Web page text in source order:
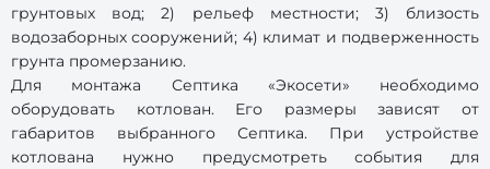
грунтовых вод; 2) рельеф местности; 3) близость
водозаборных сооружений; 4) климат и подверженность
грунта промерзанию.
Для монтажа Септика «Экосети» необходимо
оборудовать котлован. Его размеры зависят от
габаритов выбранного Септика. При устройстве
котлована нужно предусмотреть события для